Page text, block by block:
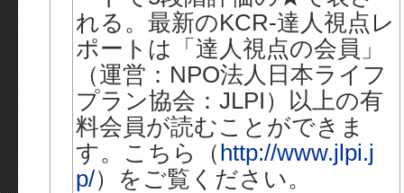
れる。最新のKCR-達人視点レ
ポートは「達人視点の会員」
（運営：NPO法人日本ライフ
プラン協会：JLPI）以上の有
料会員が読むことができま
す。こちら（http://www.jlpi.j
p/）をご覧ください。